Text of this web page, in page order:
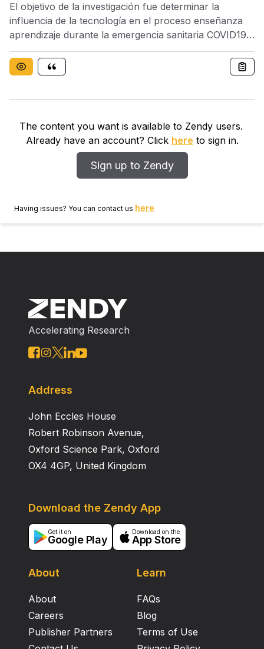
El objetivo de la investigación fue determinar la
influencia de la tecnología en el proceso enseñanza
aprendizaje durante la emergencia sanitaria COVID19,
así como proponer estrategias que promuevan el uso
y aplicación de la tecnología en el proceso de
enseñanza virtual de los estudiantes del nivel medio.
internet no permitió usar las redes sociales para
comunicarse con los docentes. En definitiva el
desconocimiento de estrategias informáticas ha sido
una desventaja de la educación virtual, a pesar de
existir muchas plataformas virtuales que facilitan el
impedido que los estudiantes accedan para continuar
The content you want is available to Zendy users.
Already have an account? Click here to sign in.
Sign up to Zendy
Having issues? You can contact us here
Accelerating Research
Address
John Eccles House
Robert Robinson Avenue,
Oxford Science Park, Oxford
OX4 4GP, United Kingdom
About
About
Careers
Publisher Partners
Learn
FAQs
Blog
Terms of Use
Download the Zendy App
Get it on
Google Play
Download on the
App Store